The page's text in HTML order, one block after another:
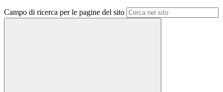
Campo di ricerca per le pagine del sito